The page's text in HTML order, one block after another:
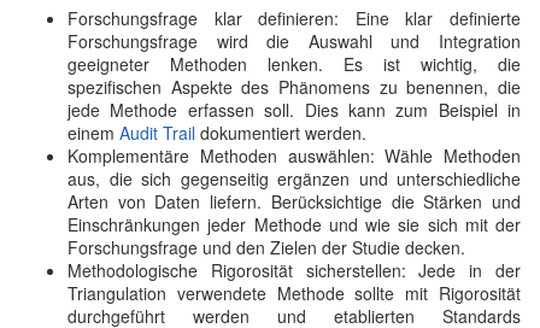
Forschungsfrage klar definieren: Eine klar definierte
Forschungsfrage wird die Auswahl und Integration
geeigneter Methoden lenken. Es ist wichtig, die
spezifischen Aspekte des Phänomens zu benennen, die
jede Methode erfassen soll. Dies kann zum Beispiel in
einem Audit Trail dokumentiert werden.
Komplementäre Methoden auswählen: Wähle Methoden
aus, die sich gegenseitig ergänzen und unterschiedliche
Arten von Daten liefern. Berücksichtige die Stärken und
Einschränkungen jeder Methode und wie sie sich mit der
Forschungsfrage und den Zielen der Studie decken.
Methodologische Rigorosität sicherstellen: Jede in der
Triangulation verwendete Methode sollte mit Rigorosität
durchgeführt werden und etablierten Standards